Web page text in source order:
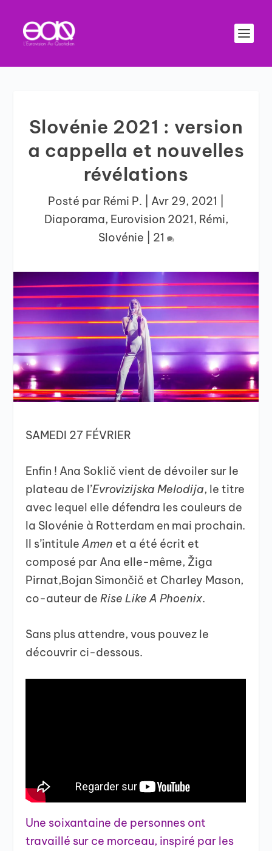
Slovénie 2021 : version
a cappella et nouvelles
révélations
Posté par Rémi P. Avr 29, 2021
Diaporama, Eurovision 2021, Rémi,
Slovénie
21
SAMEDI 27 FÉVRIER
Enfin ! Ana Soklič vient de dévoiler sur le
plateau de l’Evrovizijska Melodija, le titre
avec lequel elle défendra les couleurs de
la Slovénie à Rotterdam en mai prochain.
Il s’intituleAmen et a été écrit et
composé par Ana elle-même, Žiga
Pirnat,Bojan Simončič et Charley Mason,
co-auteur deRise Like A Phoenix.
Sans plus attendre, vous pouvez le
découvrir ci-dessous.
Une soixantaine de personnes ont
travaillé sur ce morceau, inspiré par les